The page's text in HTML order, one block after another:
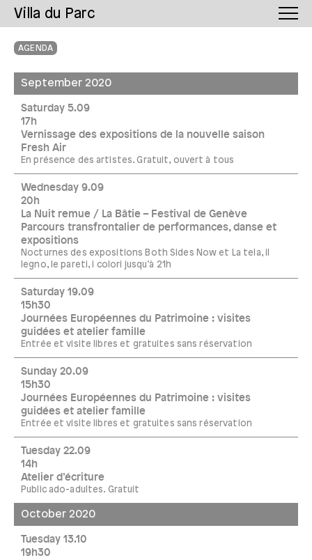
Villa du Parc
AGENDA
September 2020
Saturday 5.09
17h
Vernissage des expositions de la nouvelle saison
Fresh Air
En présence des artistes. Gratuit, ouvert à tous
Wednesday 9.09
20h
La Nuit remue / La Bâtie – Festival de Genève
Parcours transfrontalier de performances, danse et
expositions
Nocturnes des expositions Both Sides Now et La tela, il
legno, le pareti, i colori jusqu’à 21h
Saturday 19.09
15h30
Journées Européennes du Patrimoine : visites
guidées et atelier famille
Entrée et visite libres et gratuites sans réservation
Sunday 20.09
15h30
Journées Européennes du Patrimoine : visites
guidées et atelier famille
Entrée et visite libres et gratuites sans réservation
Tuesday 22.09
14h
Atelier d’écriture
Public ado-adultes. Gratuit
October 2020
Tuesday 13.10
19h30